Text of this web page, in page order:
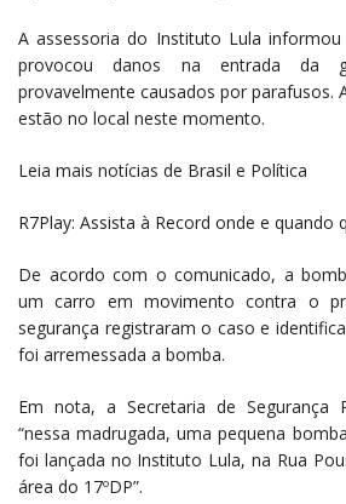
A assessoria do Instituto Lula
provocou danos na entrada da
provavelmente causados por parafusos.
estão no local neste momento.
Leia mais notícias de Brasil e Política
R7Play: Assista à Record onde e quando
De acordo com o comunicado, a
um carro em movimento contra o
segurança registraram o caso e
foi arremessada a bomba.
Em nota, a Secretaria de Segurança
“nessa madrugada, uma pequena
foi lançada no Instituto Lula, na Rua
área do 17ºDP”.